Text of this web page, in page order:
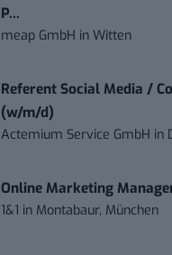
P...
meap GmbH inWitten
Referent Social Media /
(w/m/d)
Actemium Service GmbH in
Online Marketing
1&1 in Montabaur, München